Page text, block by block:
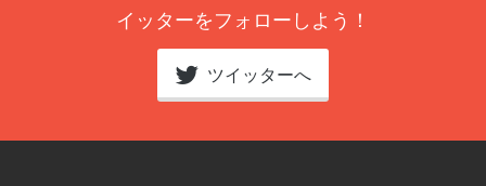
イッターをフォローしよう！
ツイッターへ